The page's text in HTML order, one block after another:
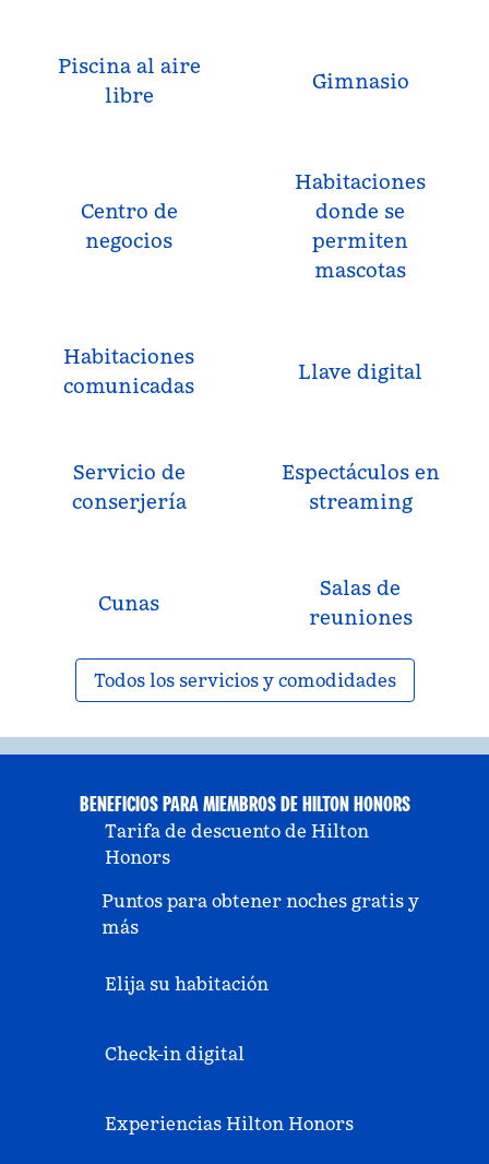
Piscina al aire
libre
Gimnasio
Centro de
negocios
Habitaciones
donde se
permiten
mascotas
Habitaciones
comunicadas
Llave digital
Servicio de
conserjería
Espectáculos en
streaming
Cunas
Salas de
reuniones
Todos los servicios y comodidades
BENEFICIOS PARA MIEMBROS DE HILTON HONORS
Tarifa de descuento de Hilton
Honors
Puntos para obtener noches gratis y
más
Elija su habitación
Check-in digital
Experiencias Hilton Honors